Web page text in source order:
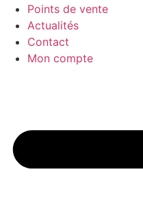
Points de vente
Actualités
Contact
Mon compte